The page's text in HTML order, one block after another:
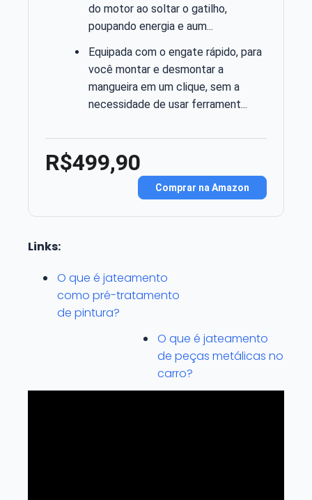
do motor ao soltar o gatilho,
poupando energia e aum...
Equipada com o engate rápido, para
você montar e desmontar a
mangueira em um clique, sem a
necessidade de usar ferrament...
R$499,90
Comprar na Amazon
Links:
O que é jateamento
como pré-tratamento
de pintura?
O que é jateamento
de peças metálicas no
carro?